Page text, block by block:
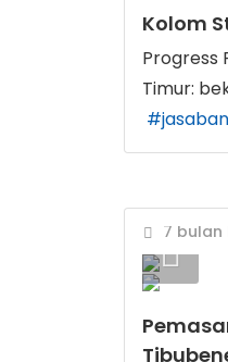
Kolom
Progress
Timur:
7 bulan